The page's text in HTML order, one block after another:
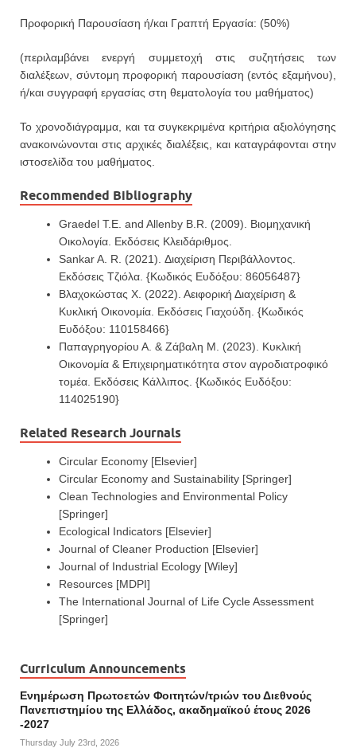
Προφορική Παρουσίαση ή/και Γραπτή Εργασία: (50%)
(περιλαμβάνει ενεργή συμμετοχή στις συζητήσεις των
διαλέξεων, σύντομη προφορική παρουσίαση (εντός εξαμήνου),
ή/και συγγραφή εργασίας στη θεματολογία του μαθήματος)
Το χρονοδιάγραμμα, και τα συγκεκριμένα κριτήρια αξιολόγησης
ανακοινώνονται στις αρχικές διαλέξεις, και καταγράφονται στην
ιστοσελίδα του μαθήματος.
Recommended Bibliography
Graedel T.E. and Allenby B.R. (2009). Βιομηχανική
Οικολογία. Εκδόσεις Κλειδάριθμος.
Sankar A. R. (2021). Διαχείριση Περιβάλλοντος.
Εκδόσεις Τζιόλα. {Κωδικός Ευδόξου: 86056487}
Βλαχοκώστας Χ. (2022). Αειφορική Διαχείριση &
Κυκλική Οικονομία. Εκδόσεις Γιαχούδη. {Κωδικός
Ευδόξου: 110158466}
Παπαγρηγορίου Α. & Ζάβαλη Μ. (2023). Κυκλική
Οικονομία & Επιχειρηματικότητα στον αγροδιατροφικό
τομέα. Εκδόσεις Κάλλιπος. {Κωδικός Ευδόξου:
114025190}
Related Research Journals
Circular Economy [Elsevier]
Circular Economy and Sustainability [Springer]
Clean Technologies and Environmental Policy
[Springer]
Ecological Indicators [Elsevier]
Journal of Cleaner Production [Elsevier]
Journal of Industrial Ecology [Wiley]
Resources [MDPI]
The International Journal of Life Cycle Assessment
[Springer]
Curriculum Announcements
Ενημέρωση Πρωτοετών Φοιτητών/τριών του Διεθνούς
Πανεπιστημίου της Ελλάδος, ακαδημαϊκού έτους 2026
-2027
Thursday July 23rd, 2026